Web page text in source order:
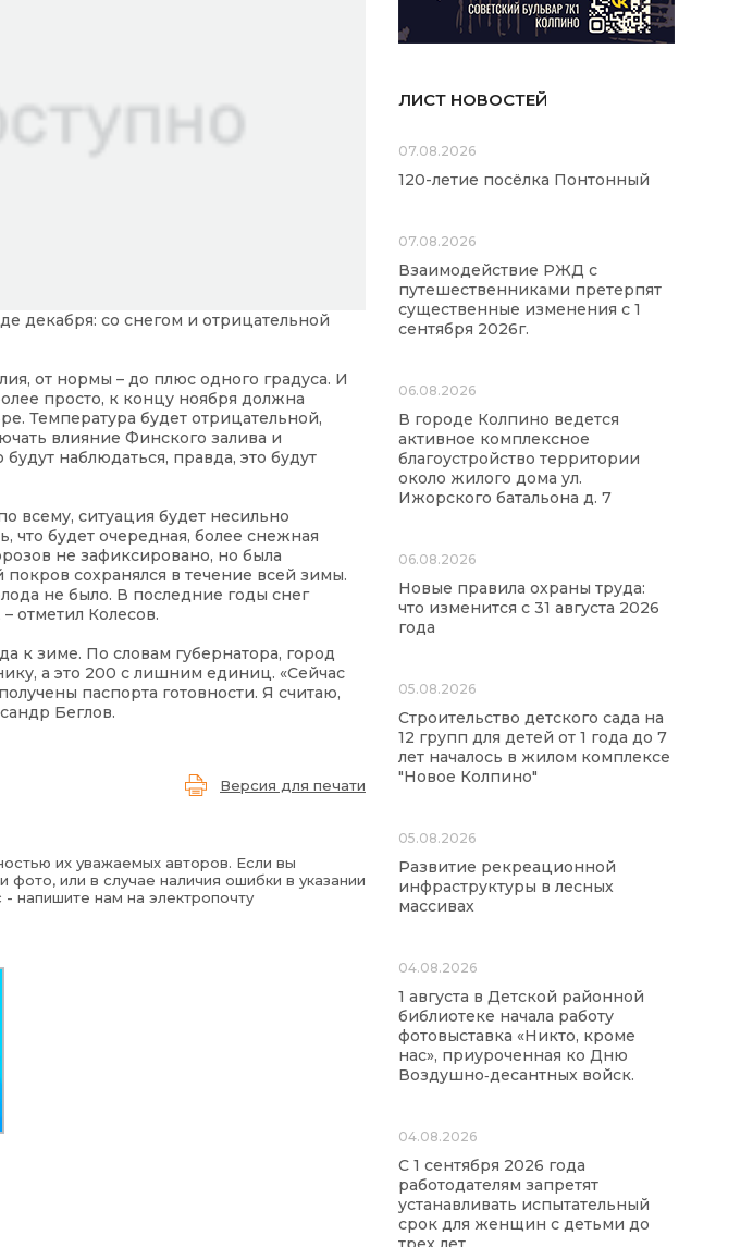
декабря: со снегом и отрицательной
от нормы – до плюс одного градуса. И
просто, к концу ноября должна
Температура будет отрицательной,
влияние Финского залива и
наблюдаться, правда, это будут
всему, ситуация будет несильно
что будет очередная, более снежная
не зафиксировано, но была
сохранялся в течение всей зимы.
не было. В последние годы снег
отметил Колесов.
к зиме. По словам губернатора, город
а это 200 с лишним единиц. «Сейчас
паспорта готовности. Я считаю,
Беглов.
Версия для печати
их уважаемых авторов. Если вы
или в случае наличия ошибки в указании
напишите нам на электропочту
ЛИСТ НОВОСТЕЙ
07.08.2026
120-летие посёлка Понтонный
07.08.2026
Взаимодействие РЖД с
путешественниками претерпят
существенные изменения с 1
сентября 2026г.
06.08.2026
В городе Колпино ведется
активное комплексное
благоустройство территории
около жилого дома ул.
Ижорского батальона д. 7
06.08.2026
Новые правила охраны труда:
что изменится с 31 августа 2026
года
05.08.2026
Строительство детского сада на
12 групп для детей от 1 года до 7
лет началось в жилом комплексе
"Новое Колпино"
05.08.2026
Развитие рекреационной
инфраструктуры в лесных
массивах
04.08.2026
1 августа в Детской районной
библиотеке начала работу
фотовыставка «Никто, кроме
нас», приуроченная ко Дню
Воздушно‑десантных войск.
04.08.2026
С 1 сентября 2026 года
работодателям запретят
устанавливать испытательный
срок для женщин с детьми до